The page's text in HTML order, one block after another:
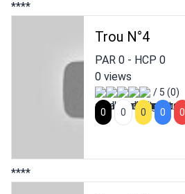
****
Trou N°4
PAR 0- HCP 0
0 views
/ 5 (0)
0
0 0 0 0
****